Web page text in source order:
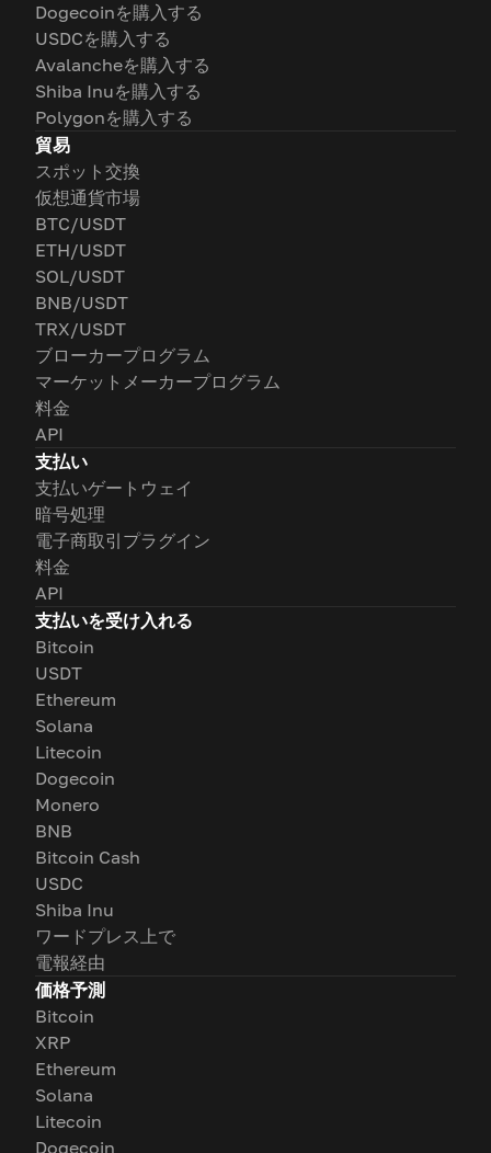
Dogecoinを購入する
USDCを購入する
Avalancheを購入する
Shiba Inuを購入する
Polygonを購入する
貿易
スポット交換
仮想通貨市場
BTC/USDT
ETH/USDT
SOL/USDT
BNB/USDT
TRX/USDT
ブローカープログラム
マーケットメーカープログラム
料金
API
支払い
支払いゲートウェイ
暗号処理
電子商取引プラグイン
料金
API
支払いを受け入れる
Bitcoin
USDT
Ethereum
Solana
Litecoin
Dogecoin
Monero
BNB
Bitcoin Cash
USDC
Shiba Inu
ワードプレス上で
電報経由
価格予測
Bitcoin
XRP
Ethereum
Solana
Litecoin
Dogecoin